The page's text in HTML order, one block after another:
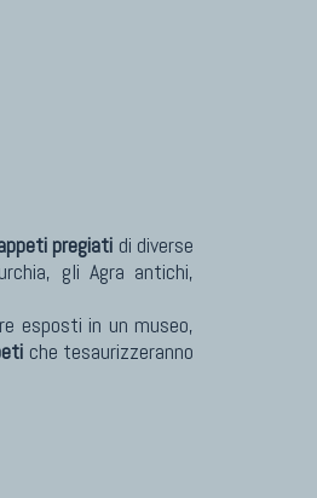
pregiati di diverse
gli Agra antichi,
esposti in un museo,
che tesaurizzeranno